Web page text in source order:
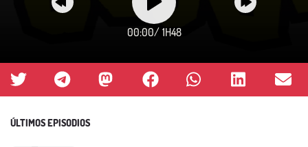
00:00/ 1H48
ÚLTIMOS EPISODIOS